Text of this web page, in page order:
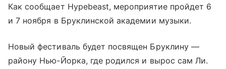
Как сообщает Hypebeast, мероприятие пройдет 6
и 7 ноября в Бруклинской академии музыки.
Новый фестиваль будет посвящен Бруклину —
району Нью-Йорка, где родился и вырос сам Ли.